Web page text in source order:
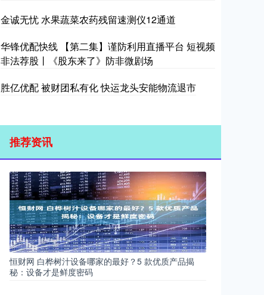
金诚无忧 水果蔬菜农药残留速测仪12通道
华锋优配快线 【第二集】谨防利用直播平台 短视频
非法荐股丨《股东来了》防非微剧场
胜亿优配 被财团私有化 快运龙头安能物流退市
推荐资讯
恒财网 白桦树汁设备哪家的最好？5 款优质产品揭
秘：设备才是鲜度密码